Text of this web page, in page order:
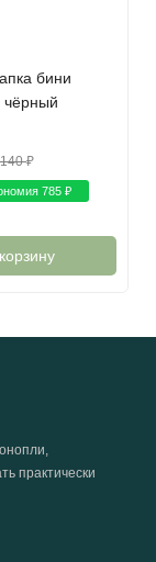
бини
чёрный
₽
785 ₽
практически